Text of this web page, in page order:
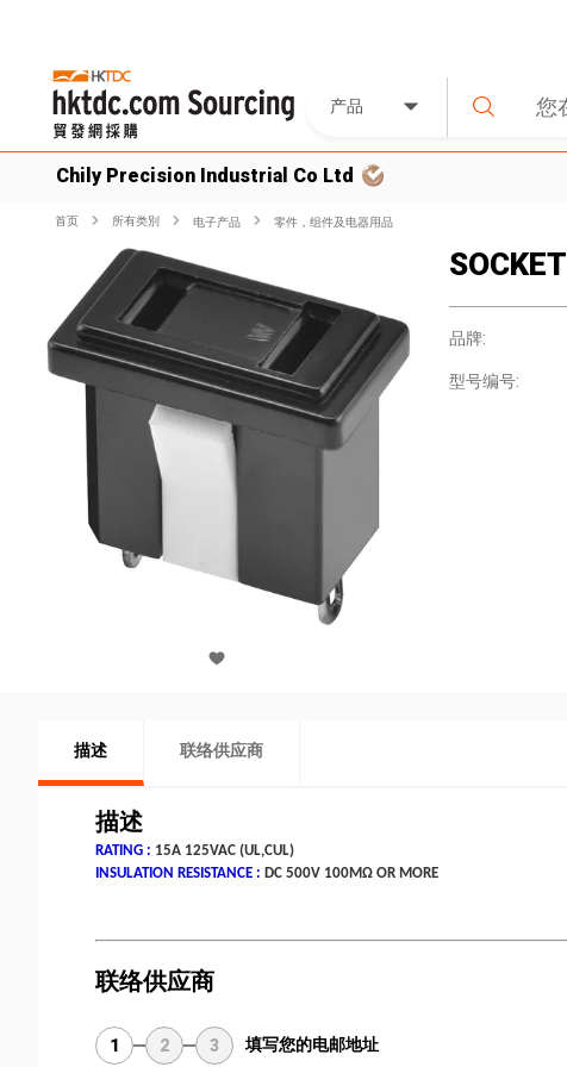
产品
Chily Precision Industrial Co Ltd
首页 所有类別 电子产品 零件，组件及电器用品
SOCKET
品牌:
型号编号:
描述 联络供应商
描述
RATING : 15A 125VAC (UL,CUL)
INSULATION RESISTANCE : DC 500V 100MΩ OR MORE
联络供应商
1 2 3 填写您的电邮地址